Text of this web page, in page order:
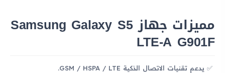
مميزات جهاز Samsung Galaxy S5
LTE-A G901F
يدعم تقنيات الاتصال الذكية GSM / HSPA / LTE.